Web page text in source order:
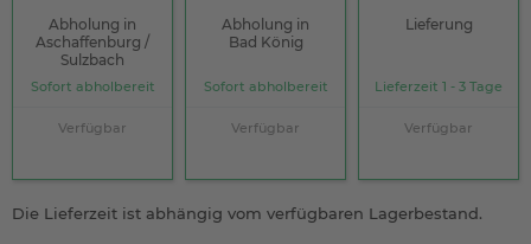
Abholung in
Aschaffenburg /
Sulzbach
Sofort abholbereit
Verfügbar
Abholung in
Bad König
Sofort abholbereit
Verfügbar
Lieferung
Lieferzeit 1 - 3 Tage
Verfügbar
Die Lieferzeit ist abhängig vom verfügbaren Lagerbestand.